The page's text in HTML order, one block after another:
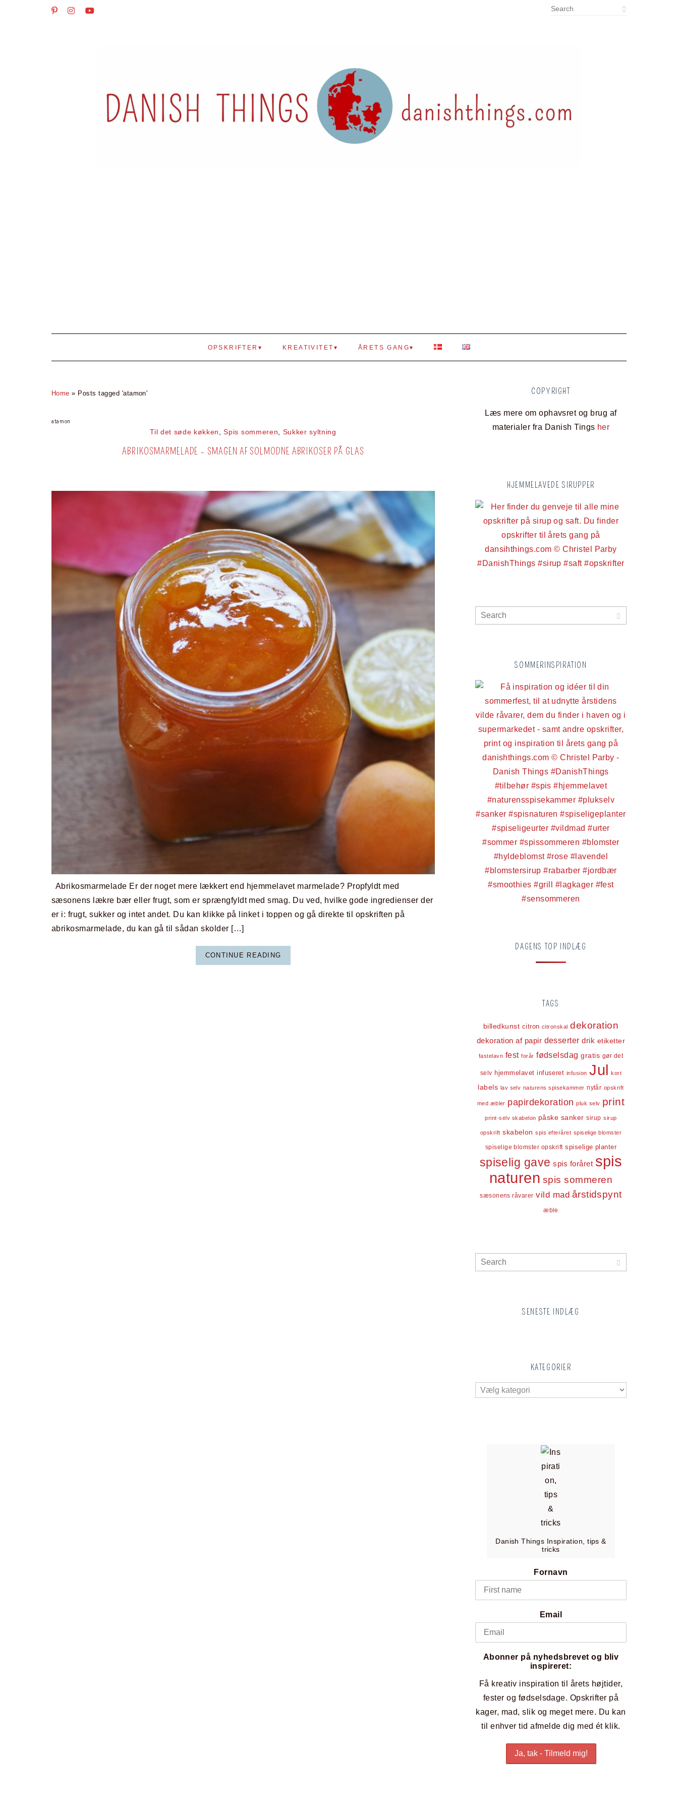
OPSKRIFTER KREATIVITET ÅRETS GANG
Home » Posts tagged 'atamon'
atamon
Til det søde køkken ,Spis sommeren, Sukker syltning
ABRIKOSMARMELADE – SMAGEN AF SOLMODNE ABRIKOSER PÅ GLAS
Abrikosmarmelade Er der noget mere lækkert end hjemmelavet marmelade? Propfyldt med
sæsonens lækre bær eller frugt, som er sprængfyldt med smag. Du ved, hvilke gode ingredienser der
er i: frugt, sukker og intet andet. Du kan klikke på linket i toppen og gå direkte til opskriften på
abrikosmarmelade, du kan gå til sådan skolder […]
CONTINUE READING
COPYRIGHT
Læs mere om ophavsret og brug af
materialer fra Danish Tings her
HJEMMELAVEDE SIRUPPER
SOMMERINSPIRATION
DAGENS TOP INDLÆG
TAGS
billedkunst citron citronskal dekoration
dekoration af papir desserter drik etiketter
fastelavn fest forår fødselsdag gratis gør det
selv hjemmelavet infuseret infusion Jul kort
labels lav selv naturens spisekammer nytår opskrift
med æbler papirdekoration pluk selv print
print-selv skabelon påske sanker sirup sirup
opskrift skabelon spis efteråret spiselige blomster
spiselige blomster opskrift spiselige planter
spiselig gave spis foråret spis
naturen spis sommeren
sæsonens råvarer vild mad årstidspynt
æble
SENESTE INDLÆG
KATEGORIER
Danish Things Inspiration, tips &
tricks
Fornavn
Email
Abonner på nyhedsbrevet og bliv
inspireret:
Få kreativ inspiration til årets højtider,
fester og fødselsdage. Opskrifter på
kager, mad, slik og meget mere. Du kan
til enhver tid afmelde dig med ét klik.